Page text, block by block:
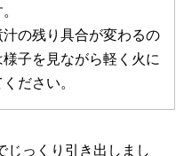
の残り具合が変わるの
子を見ながら軽く火に
ださい。
じっくり引き出しまし